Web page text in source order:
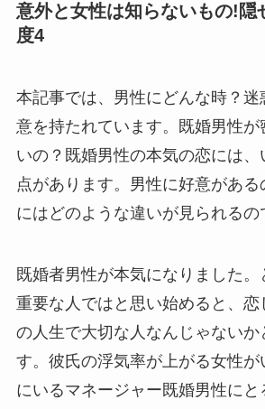
意外と女性は知らないもの!隠
度4
本記事では、男性にどんな時？
意を持たれています。既婚男性が
いの？既婚男性の本気の恋には、
点があります。男性に好意があ
にはどのような違いが見られるの
既婚者男性が本気になりました。
重要な人ではと思い始めると、恋
の人生で大切な人なんじゃないか
す。彼氏の浮気率が上がる女性が
にいるマネージャー既婚男性にと